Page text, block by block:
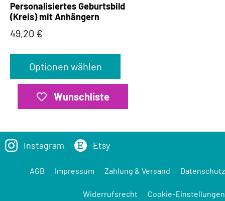
Personalisiertes Geburtsbild
(Kreis) mit Anhängern
49,20 €
Optionen wählen
Wunschliste
Instagram Etsy
AGB Impressum Zahlung & Versand Datenschutz
Widerrufsrecht Cookie-Einstellungen